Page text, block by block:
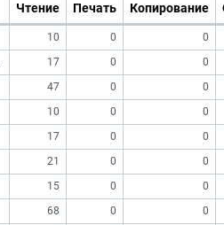
Чтение Печать Копирование
10 0
0
17 0
0
47 0 0
10 0
0
17 0
0
21 0 0
15 0
0
68 0
0